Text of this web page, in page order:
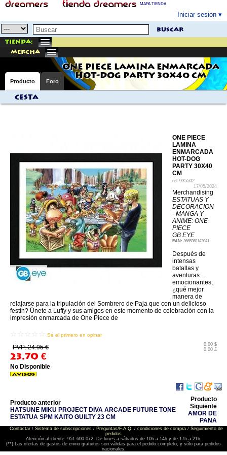
MAPA TIENDA
Iniciar sesion
buscar
Tienda:
mercha
ONE PIECE LAMINA ENMARCADA
HOT-DOG PARTY 30X40 CM
Producto Foro
Cesta
ONE PIECE
LAMINA
ENMARCADA
HOT-DOG
PARTY 30X40
CM
ref 935502
17/05/2024
Merchandising
ESTATUAS Y
DECORACION
- MANGA Y
ANIME: ONE
PIECE
GB EYE
EAN: 3665361142041
Después de
intensas
batallas y
aventuras
emocionantes;
¿qué mejor
manera de
relajarse para la tripulación del Sombrero de Paja que con un delicioso
festín? Únete a Luffy y sus amigos en este momento de celebración con la
impresión enmarcada de One Piece de
Sé el primero en opinar
PVP: 24.95 €
23.70 €
0.00 $
0.00 £
No Disponible
Producto anterior
HATSUNE MIKU PROJECT DIVA ARCADE FUTURE TONE
ESTATUA SPM KAITO GUILTY 23 CM
Producto
Siguiente
AMOR DE
PANA
Contactar/ Sistema de subscripciones/ Preguntas/F.A.Q. / condiciones de compra/ Seguimiento de
pedidos
Atención al cliente: 951 600 072. De lunes a sábados de 10h a 14h y de 17h a 21h.
(**) Las ofertas de gastos de envio gratuitos son válidas para el pedido completo, y sólo para pedidos
nacionales.